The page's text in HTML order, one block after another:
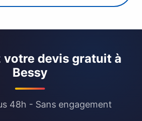
votre devis gratuit à
Bessy
48h - Sans engagement